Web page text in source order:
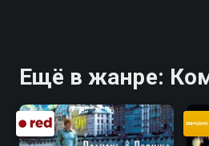
Ещё в жанре: